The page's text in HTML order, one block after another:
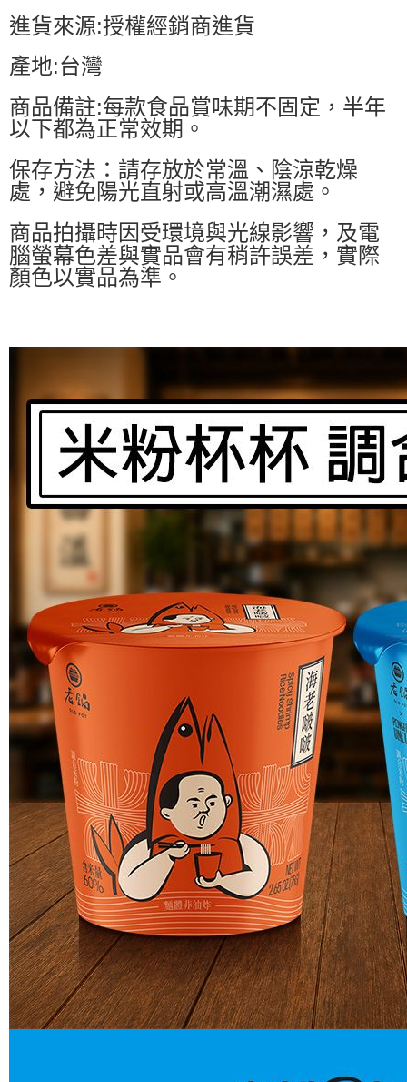
進貨來源:授權經銷商進貨
產地:台灣
商品備註:每款食品賞味期不固定，半年
以下都為正常效期。
保存方法：請存放於常溫、陰涼乾燥
處，避免陽光直射或高溫潮濕處。
商品拍攝時因受環境與光線影響，及電
腦螢幕色差與實品會有稍許誤差，實際
顏色以實品為準。